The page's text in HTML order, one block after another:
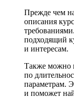
Прежде чем
описания
подходящий
и интересам.
Также можно
по
параметрам.
и поможет